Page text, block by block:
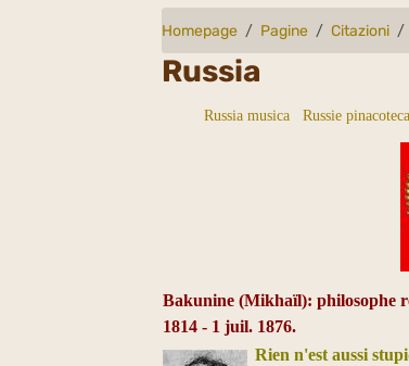
Homepage Pagine Citazioni
Russia
Russia musica Russie pinacoteca
Bakunine (Mikhaïl): philosophe
1814 - 1 juil. 1876.
Rien n'est aussi